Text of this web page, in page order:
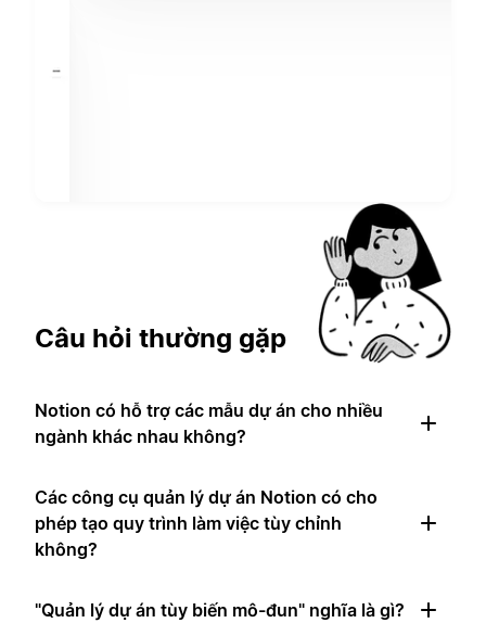
Câu hỏi thường gặp
Notion có hỗ trợ các mẫu dự án cho nhiều
ngành khác nhau không?
Các công cụ quản lý dự án Notion có cho
phép tạo quy trình làm việc tùy chỉnh
không?
"Quản lý dự án tùy biến mô-đun" nghĩa là gì?